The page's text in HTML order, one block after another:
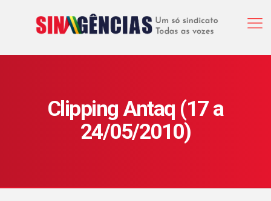
Clipping Antaq (17 a
24/05/2010)